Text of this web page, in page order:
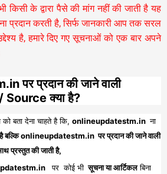
किसी के द्वारा पैसे की मांग नहीं की जाती है यह
प्रदान करती है,सिर्फ जानकारी आप तक सरल
है, हमारे दिए गए सूचनाओं को एक बार अपने
पर प्रदान की जाने वाली
/ Source क्या है?
बता देना चाहते है कि, onlineupdatestm.in ना
है बल्कि onlineupdatestm.in पर प्रदान की जाने वाली
प्रस्तुत की जाती है,
पर कोई भी सूचना या आर्टिकलबिना